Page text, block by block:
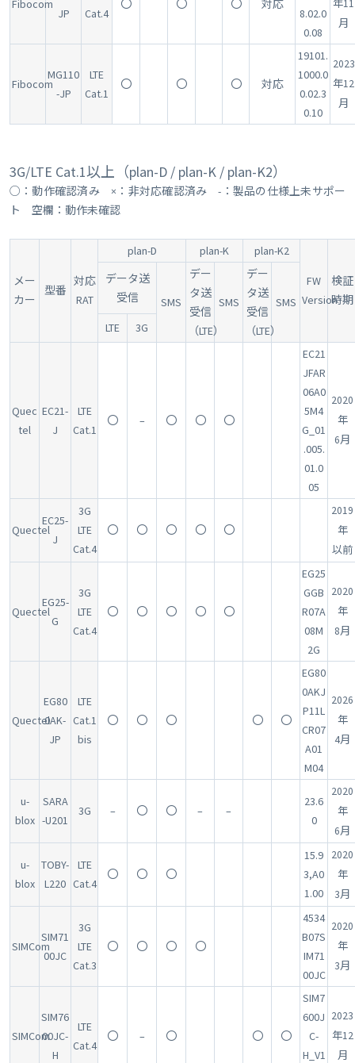
Fibocom
JP
Cat.4
〇 〇 〇 対応
8.02.0
0.08
年11
月
Fibocom
MG110
-JP
LTE
Cat.1
〇 〇 〇 対応
19101.
1000.0
0.02.3
0.10
2023
年12
月
3G/LTE Cat.1以上（plan-D / plan-K / plan-K2）
○：動作確認済み ×：非対応確認済み -：製品の仕様上未サポー
ト 空欄：動作未確認
メー
カー
型番
対応
RAT
plan-D plan-K plan-K2
FW
Version
検証
時期
データ送
受信
SMS
デー
タ送
受信
（LTE）
SMS
デー
タ送
受信
（LTE）
SMS
LTE
3G
Quec
tel
EC21-
J
LTE
Cat.1
〇 – 〇 〇 〇
EC21
JFAR
06A0
5M4
G_01
.005.
01.0
05
2020
年
6月
Quectel
EC25-
J
3G
LTE
Cat.4
〇 〇 〇 〇 〇
2019
年
以前
Quectel
EG25-
G
3G
LTE
Cat.4
〇 〇 〇 〇 〇
EG25
GGB
R07A
08M
2G
2020
年
8月
Quectel
EG80
0AK-
JP
LTE
Cat.1
bis
〇 〇 〇 〇 〇
EG80
0AKJ
P11L
CR07
A01
M04
2026
年
4月
u-
blox
SARA
-U201
3G – 〇 〇 – –
23.6
0
2020
年
6月
u-
blox
TOBY-
L220
LTE
Cat.4
〇 〇 〇
15.9
3,A0
1.00
2020
年
3月
SIMCom
SIM71
00JC
3G
LTE
Cat.3
〇 〇 〇 〇
4534
B07S
IM71
00JC
2020
年
3月
SIMCom
SIM76
00JC-
H
LTE
Cat.4
〇 – 〇 〇 〇
SIM7
600J
C-
H_V1
2023
年12
月